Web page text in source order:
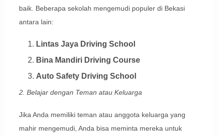
baik. Beberapa sekolah mengemudi populer di Bekasi
antara lain:
Lintas Jaya Driving School
Bina Mandiri Driving Course
Auto Safety Driving School
2. Belajar dengan Teman atau Keluarga
Jika Anda memiliki teman atau anggota keluarga yang
mahir mengemudi, Anda bisa meminta mereka untuk